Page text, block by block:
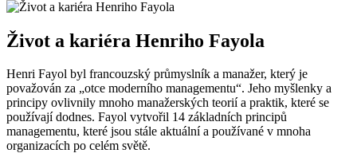
Život a kariéra Henriho Fayola
Henri Fayol byl francouzský průmyslník a manažer, který je
považován za „otce moderního managementu“. Jeho myšlenky a
principy ovlivnily mnoho manažerských teorií a praktik, které se
používají dodnes. Fayol vytvořil 14 základních principů
managementu, které jsou stále aktuální a používané v mnoha
organizacích po celém světě.